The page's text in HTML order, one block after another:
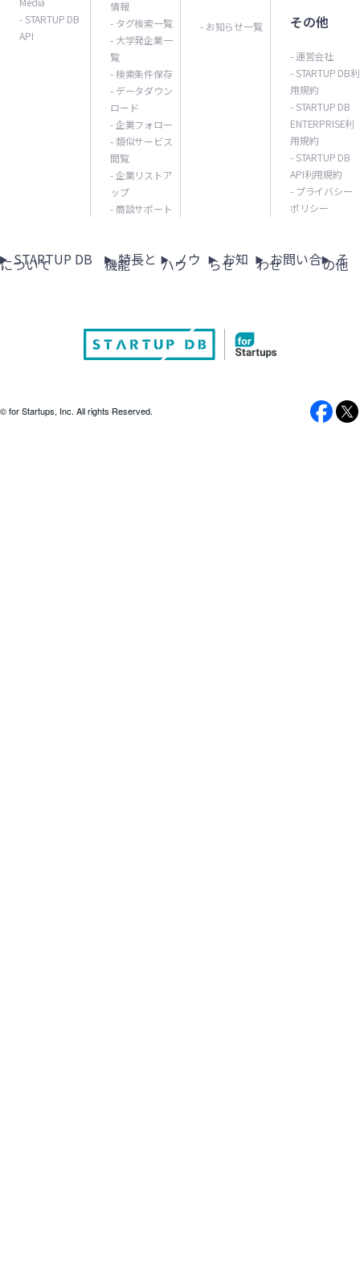
- STARTUP DB
API
情報
- タグ検索一覧
- 大学発企業一
覧
- 検索条件保存
- データダウン
ロード
- 企業フォロー
- 類似サービス
閲覧
- 企業リストア
ップ
- 商談サポート
- お知らせ一覧 その他
- 運営会社
- STARTUP DB利
用規約
- STARTUP DB
ENTERPRISE利
用規約
- STARTUP DB
API利用規約
- プライバシー
ポリシー
STARTUP DB
について 特長と
機能 ノウ
ハウ お知
らせ お問い合
わせ そ
の他
© for Startups, Inc. All rights Reserved.